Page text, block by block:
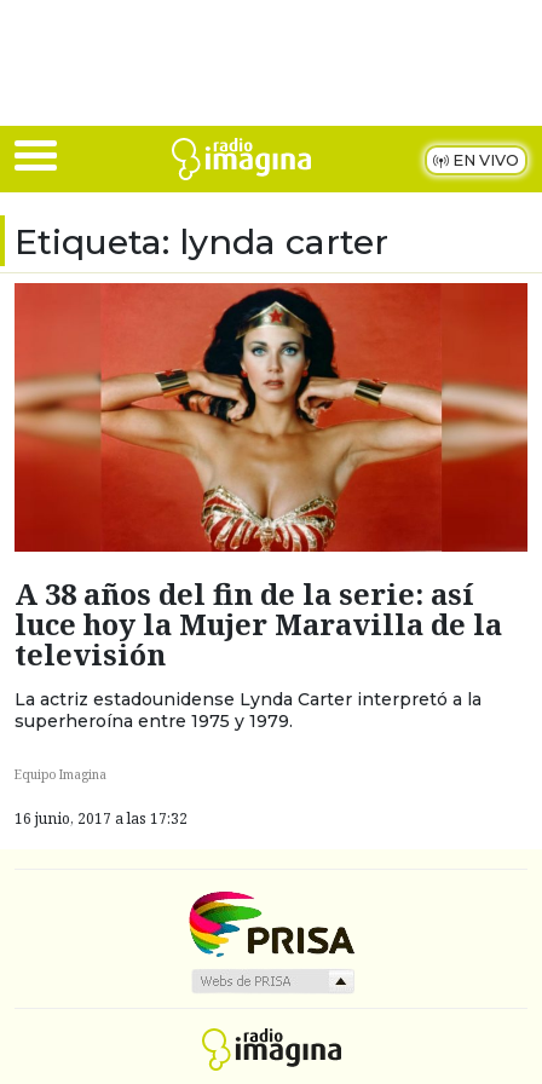
EN VIVO
Etiqueta: lynda carter
A 38 años del fin de la serie: así
luce hoy la Mujer Maravilla de la
televisión
La actriz estadounidense Lynda Carter interpretó a la
superheroína entre 1975 y 1979.
Equipo Imagina
16 junio, 2017 a las 17:32